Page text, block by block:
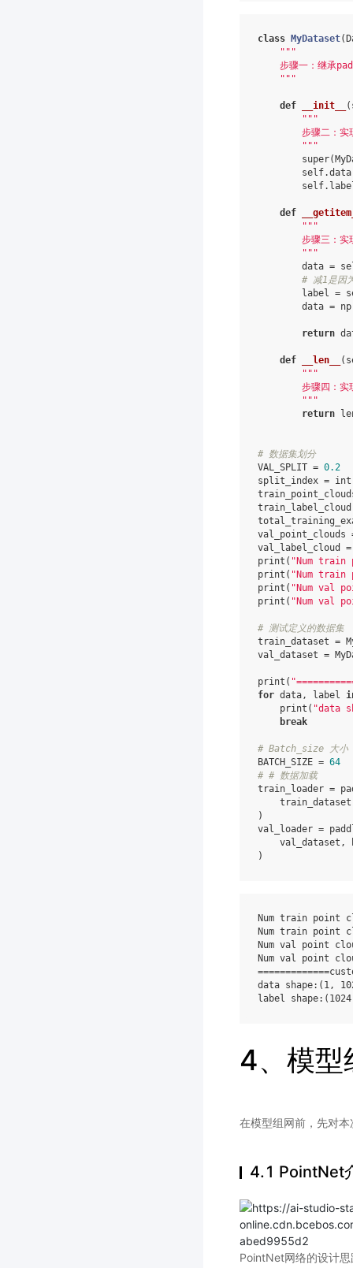
class MyDataset(
"""
步骤一：继承
    """
def __init__ (
"""
步骤二：实
        """
super(
self.data
self.
def
"""
步骤三：实
        """
data =
# 减1是因
label
=
data = np
return
def __len__ (
"""
步骤四：实
        """
return
# 数据集划分
VAL_SPLIT = 0.2
split_index = int
train_label_cloud
val_point_clouds
val_label_cloud
=
print ( "Num
print ( "Num
print ( "Num val
print ( "Num val
# 测试定义的数据集
train_dataset =
val_dataset =
print (
for data , label
print ( "data
break
# Batch_size 大小
BATCH_SIZE = 64
# # 数据加载
train_loader =
train_dataset
)
val_loader =
val_dataset ,
)
Num train point
Num train point
Num val point
Num val point
data shape:(1,
4、模型
在模型组网前，先对
4.1 PointNet
PointNet网络的设计